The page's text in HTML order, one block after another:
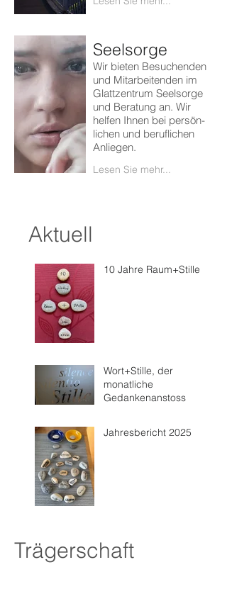
Seelsorge
Wir bieten Besuchenden
und Mitarbeitenden im
Glattzentrum Seelsorge
und Beratung an. Wir
helfen Ihnen bei persön-
lichen und beruflichen
Anliegen.
Lesen Sie mehr...
Aktuell
10 Jahre Raum+Stille
Wort+Stille, der
monatliche
Gedankenanstoss
Jahresbericht 2025
Trägerschaft